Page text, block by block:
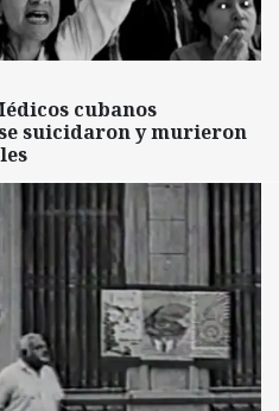
cubanos
suicidaron y murieron